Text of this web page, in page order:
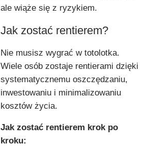
ale wiąże się z ryzykiem.
Jak zostać rentierem?
Nie musisz wygrać w totolotka.
Wiele osób zostaje rentierami dzięki
systematycznemu oszczędzaniu,
inwestowaniu i minimalizowaniu
kosztów życia.
Jak zostać rentierem krok po
kroku: